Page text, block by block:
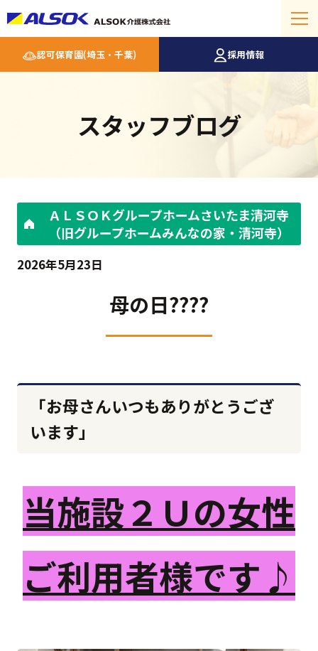
認可保育園(埼玉・千葉) 採用情報
スタッフブログ
ＡＬＳＯＫグループホームさいたま清河寺
（旧グループホームみんなの家・清河寺）
2026年5月23日
母の日????
「お母さんいつもありがとうござ
います」
当施設２Ｕの女性
ご利用者様です♪